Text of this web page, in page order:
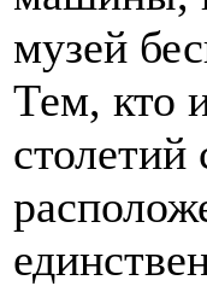
музей
Тем, кто
столетий